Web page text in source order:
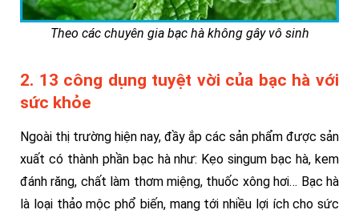
Theo các chuyên gia bạc hà không gây vô sinh
2. 13 công dụng tuyệt vời của bạc hà với
sức khỏe
Ngoài thị trường hiện nay, đầy ắp các sản phẩm được sản
xuất có thành phần bạc hà như: Kẹo singum bạc hà, kem
đánh răng, chất làm thơm miệng, thuốc xông hơi… Bạc hà
là loại thảo mộc phổ biến, mang tới nhiều lợi ích cho sức